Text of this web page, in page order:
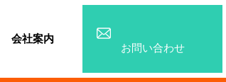
会社案内
お問い合わせ